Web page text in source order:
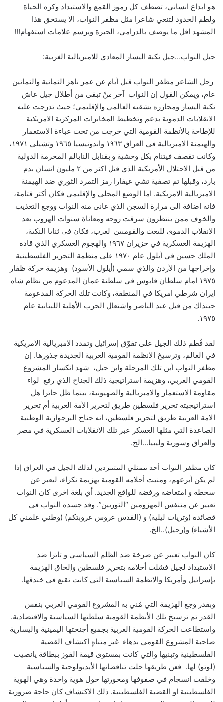
هو ابداع انساني، تصطف كل رموز القمع والاستبداد وكره الحياة
ولطم الخدود لتنعي شاعرا مثل مظفر النواب، الا يستحق هذا
المشهد اقل ما يوصف بالدرامي، الحيرة ويرسم علامات استفهام!!!
جيل النواب…جيل نكبة اليسار المعادي للامبريالية الغربية:
رحل الشاعر مظفر النواب قبل أيام عن عمر ناهز الثمانية والثمانين
عام، ويمكن القول إن النواب آخر منْ تبقى من أطلال جيل عاش
نكبة اليسار ومجازره بشقيه العالمي والإقليمي؛ حيث تدرجت عليه
الانقلابات الدموية بدعم وتخطيط المخابرات المركزية الامريكية
للإطاحة بالأنظمة القومية التي خرجت من تحت عباءة الاستعمار
والهيمنة الامبريالية في العراق ١٩٦٣ واندونيسيا ١٩٦٥ وتشيلي ١٩٧١،
وكانت تقصف فيتنام بكل وحشية و بقنابل النابالم المحرمة الدولية
من قبل الاحتلال الأمريكية الذي قتل اكثر من ٢ مليون انسان بدم
بارد، وقبلها تم تصفية تشي غيفارا رمز التمرد الثوري ضد الهيمنة
الامبريالية الامريكية. اما الوضع المحلي والإقليمي فكان أكثر قتامة،
فانه اضافة الى مرارة السجن الذي عانى منه النواب ووجع التعذيب
والخوف ممن ينتظرون سرقت روحه ومعاناة سنوات الهروب بعد
الانقلاب الدموي للبعث والقوميين العرب، فكان في ثنايا النكبة،
الهزيمة العسكرية في حزيران ١٩٦٧ والهجوم العسكري الذي قاده
الملك حسين في أيلول عام ١٩٧٠ على منظمة التحرير الفلسطينية
وإخراجها من الأردن والذي سمي (أيلول الأسود) وهزيمة حركة ظفار
١٩٧٥ امام سلطان قابوس في سلطنة عمان المدعوم من نظام شاه
إيران شرطي امريكا في المنطقة، وكانت تلك الحركة المدعومة
حينذاك من قبل عبد الناصر واشتعال الحرب الأهلية اللبنانية عام
١٩٧٥.
لقد فُطم ذلك الجيل على تفوّق إسرائيل وتمدد الامبريالية الامريكية
في العالم، وترسيخ الانظمة القومية العربية الجديدة جذورها. إن
مظفر النواب أبن تلك المرحلة وابن جيل، شهد انكسار المشروع
القومي العربي، وهزيمة استراتيجية ذلك الجناح الذي رفع لواء
مقاومة الاستعمار والامبريالية والصهيونية، بينما ظل حائرا هل
استراتيجيته تحرير فلسطين طريق لتحرير الأمة العربية أم تحرير
الامة العربية طريق لتحرير فلسطين، انه جناح البرجوازية الوطنية
الصاعدة التي مثلها العسكر عبر تلك الانقلابات العسكرية في مصر
والعراق وسورية وليبيا…الخ.
كان مظفر النواب أحد ممثلي المتمردين لذلك الجيل في العراق إذا
لم يكن أبرعهم، ومنيت أحلامه القومية بهزيمة نكراء، ليعبر عن
سخطه و امتعاضه ورفضه للواقع الجديد. أي بلغة اخرى كان النواب
تعبير عن متنفس المهزومين “الثوريين”. وقد جسده النواب في
قصائده (وتريات ليلية) و (القدس عروس عروبتكم) (وطني علمني كل
الأشياء) و(رحيل)..الخ.
كان النواب تعبير عن صرخة ضد الظلم السياسي و ثائرا ضد
الاستبداد لجيل فشلت أحلامه بتحرير فلسطين وإلحاق الهزيمة
بإسرائيل وأمريكا والانظمة السياسية التي كانت تقبع في خندقها.
وبقدر وجع الهزيمة التي مُني به المشروع القومي العربي بنفس
القدر تم ترسيخ تلك الأنظمة القومية سلطتها السياسية والاقتصادية.
واستطاعت الحركة القومية العربية بجميع أجنحتها اليمينية واليسارية
صاحبة المشروع القومي بدهاء غير متناهٍ اكتشاف القضية
الفلسطينية وتبنيها والتي كانت بمستوى قيمة الفوز ببطاقة يانصيب
(لوتو) لها. فعن طريقها حلت تناقضاتها الأيديولوجية والسياسية
وخلقت انسجام في صفوفها ومحورتها حول هوية واحدة وهي الهوية
الفلسطينية او القضية الفلسطينية. ذلك الاكتشاف كان حاجة ضرورية